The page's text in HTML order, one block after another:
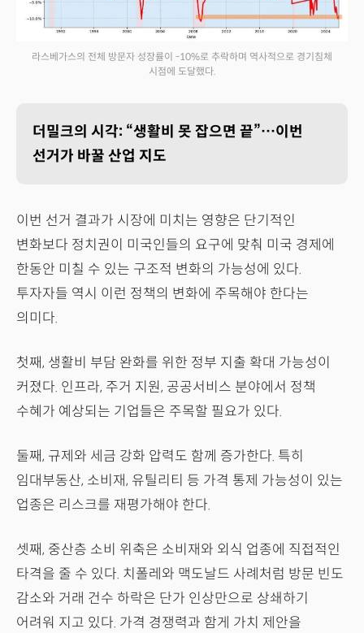
라스베가스의 전체 방문자 성장률이 -10%로 추락하며 역사적으로 경기침체
시점에 도달했다.
더밀크의 시각: “생활비 못 잡으면 끝”…이번
선거가 바꿀 산업 지도
이번 선거 결과가 시장에 미치는 영향은 단기적인
변화보다 정치권이 미국인들의 요구에 맞춰 미국 경제에
한동안 미칠 수 있는 구조적 변화의 가능성에 있다.
투자자들 역시 이런 정책의 변화에 주목해야 한다는
의미다.
첫째, 생활비 부담 완화를 위한 정부 지출 확대 가능성이
커졌다. 인프라, 주거 지원, 공공서비스 분야에서 정책
수혜가 예상되는 기업들은 주목할 필요가 있다.
둘째, 규제와 세금 강화 압력도 함께 증가한다. 특히
임대부동산, 소비재, 유틸리티 등 가격 통제 가능성이 있는
업종은 리스크를 재평가해야 한다.
셋째, 중산층 소비 위축은 소비재와 외식 업종에 직접적인
타격을 줄 수 있다. 치폴레와 맥도날드 사례처럼 방문 빈도
감소와 거래 건수 하락은 단가 인상만으로 상쇄하기
어려워 지고 있다. 가격 경쟁력과 함게 가치 제안을